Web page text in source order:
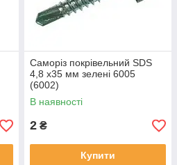
Саморіз покрівельний SDS
4,8 х35 мм зелені 6005
(6002)
В наявності
2 ₴
Купити